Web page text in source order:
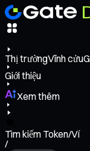
Thị trườngVĩnh cửu
Giới thiệu
Xem thêm
Tìm kiếm Token/Ví
/